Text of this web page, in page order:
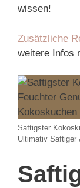
wissen!
Zusätzliche
weitere Infos
Saftigster
Ultimativ Saftiger